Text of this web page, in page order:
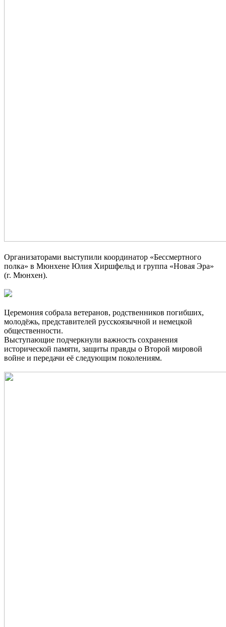
Организаторами выступили координатор «Бессмертного
полка» в Мюнхене Юлия Хиршфельд и группа «Новая Эра»
(г. Мюнхен).
Церемония собрала ветеранов, родственников погибших,
молодёжь, представителей русскоязычной и немецкой
общественности.
Выступающие подчеркнули важность сохранения
исторической памяти, защиты правды о Второй мировой
войне и передачи её следующим поколениям.